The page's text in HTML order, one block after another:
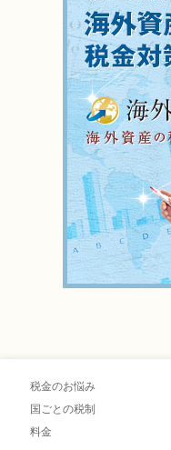
税金のお悩み
国ごとの税制
料金